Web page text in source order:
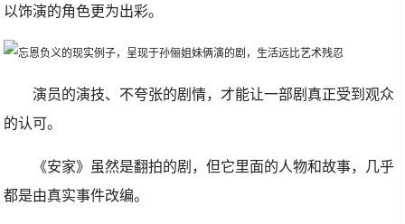
以饰演的角色更为出彩。
演员的演技、不夸张的剧情，才能让一部剧真正受到观众
的认可。
《安家》虽然是翻拍的剧，但它里面的人物和故事，几乎
都是由真实事件改编。